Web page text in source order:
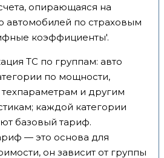
опирающаяся на
автомобилей по страховым
коэффициенты'.
ТС по группам: авто
по мощности,
техпараметрам и другим
каждой категории
базовый тариф.
— это основа для
он зависит от группы